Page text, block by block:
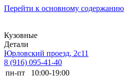
Перейти к основному содержанию
Кузовные
Детали
Юрловский проезд, 2с11
8 (916) 095-41-40
пн-пт
10:00-19:00